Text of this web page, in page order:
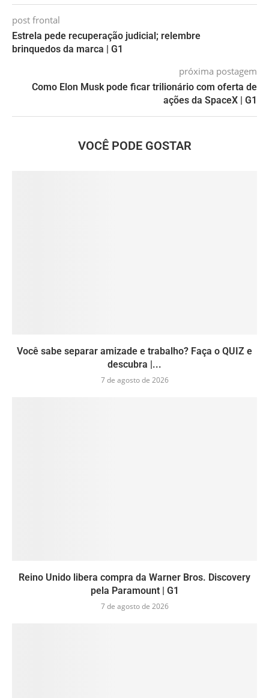
post frontal
Estrela pede recuperação judicial; relembre
brinquedos da marca | G1
próxima postagem
Como Elon Musk pode ficar trilionário com oferta de
ações da SpaceX | G1
VOCÊ PODE GOSTAR
Você sabe separar amizade e trabalho? Faça o QUIZ e
descubra |...
7 de agosto de 2026
Reino Unido libera compra da Warner Bros. Discovery
pela Paramount | G1
7 de agosto de 2026